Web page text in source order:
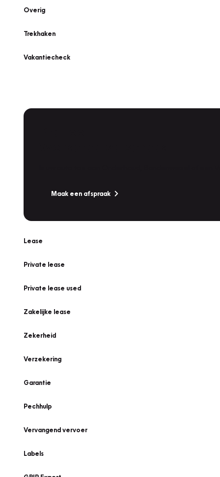
Overig
Trekhaken
Vakantiecheck
Maak een afspraak
Lease
Private lease
Private lease used
Zakelijke lease
Zekerheid
Verzekering
Garantie
Pechhulp
Vervangend vervoer
Labels